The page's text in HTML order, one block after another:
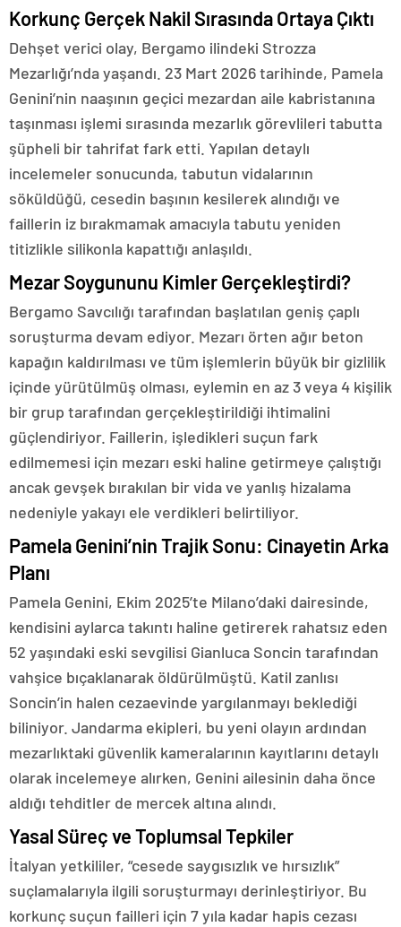
Korkunç Gerçek Nakil Sırasında Ortaya Çıktı
Dehşet verici olay, Bergamo ilindeki Strozza
Mezarlığı’nda yaşandı. 23 Mart 2026 tarihinde, Pamela
Genini’nin naaşının geçici mezardan aile kabristanına
taşınması işlemi sırasında mezarlık görevlileri tabutta
şüpheli bir tahrifat fark etti. Yapılan detaylı
incelemeler sonucunda, tabutun vidalarının
söküldüğü, cesedin başının kesilerek alındığı ve
faillerin iz bırakmamak amacıyla tabutu yeniden
titizlikle silikonla kapattığı anlaşıldı.
Mezar Soygununu Kimler Gerçekleştirdi?
Bergamo Savcılığı tarafından başlatılan geniş çaplı
soruşturma devam ediyor. Mezarı örten ağır beton
kapağın kaldırılması ve tüm işlemlerin büyük bir gizlilik
içinde yürütülmüş olması, eylemin en az 3 veya 4 kişilik
bir grup tarafından gerçekleştirildiği ihtimalini
güçlendiriyor. Faillerin, işledikleri suçun fark
edilmemesi için mezarı eski haline getirmeye çalıştığı
ancak gevşek bırakılan bir vida ve yanlış hizalama
nedeniyle yakayı ele verdikleri belirtiliyor.
Pamela Genini’nin Trajik Sonu: Cinayetin Arka
Planı
Pamela Genini, Ekim 2025’te Milano’daki dairesinde,
kendisini aylarca takıntı haline getirerek rahatsız eden
52 yaşındaki eski sevgilisi Gianluca Soncin tarafından
vahşice bıçaklanarak öldürülmüştü. Katil zanlısı
Soncin’in halen cezaevinde yargılanmayı beklediği
biliniyor. Jandarma ekipleri, bu yeni olayın ardından
mezarlıktaki güvenlik kameralarının kayıtlarını detaylı
olarak incelemeye alırken, Genini ailesinin daha önce
aldığı tehditler de mercek altına alındı.
Yasal Süreç ve Toplumsal Tepkiler
İtalyan yetkililer, “cesede saygısızlık ve hırsızlık”
suçlamalarıyla ilgili soruşturmayı derinleştiriyor. Bu
korkunç suçun failleri için 7 yıla kadar hapis cezası